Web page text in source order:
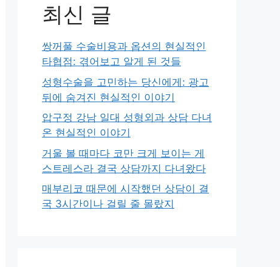
최신 글
쌍꺼풀 수술비용과 옵션의 현실적인
타협점: 겪어보고 알게 된 것들
성형수술을 고민하는 당신에게: 광고
뒤에 숨겨진 현실적인 이야기
압구정 강남 일대 성형외과 상담 다녀
온 현실적인 이야기
거울 볼 때마다 코만 크게 보이는 게
스트레스라 결국 상담까지 다녀왔다
매부리코 때문에 시작했던 상담이 결
국 3시간이나 걸릴 줄 몰랐지